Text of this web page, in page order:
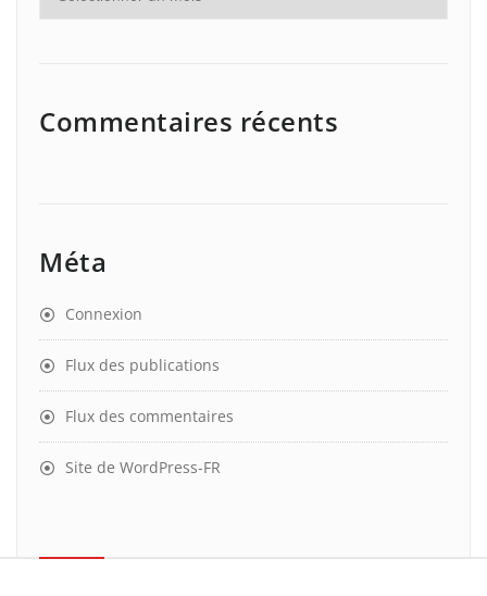
Commentaires récents
Méta
Connexion
Flux des publications
Flux des commentaires
Site de WordPress-FR